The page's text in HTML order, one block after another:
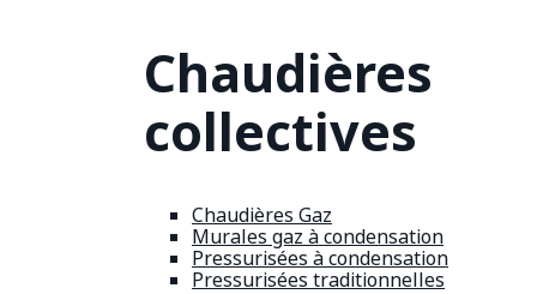
Chaudières
collectives
Chaudières Gaz
Murales gaz à condensation
Pressurisées à condensation
Pressurisées traditionnelles